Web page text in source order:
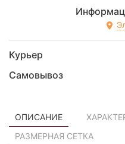
Курьер
Самовывоз
ОПИСАНИЕ
РАЗМЕРНАЯ СЕТКА